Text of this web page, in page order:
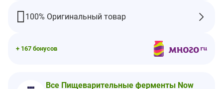
стеарат магния (растительного происхождения) и диоксид
кремния.
При изготовлении этого продукта не используются пшеница,
глютен, соя, молоко, яйца, рыба, моллюски, древесные орехи
где обрабатываются другие ингредиенты, содержащие эти
100% Оригинальный товар
+ 167 бонусов
Все Пищеварительные ферменты Now